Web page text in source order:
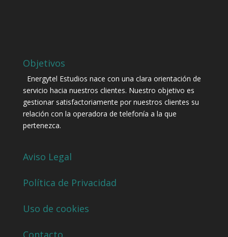
Objetivos
Energytel Estudios nace con una clara orientación de
servicio hacia nuestros clientes. Nuestro objetivo es
gestionar satisfactoriamente por nuestros clientes su
relación con la operadora de telefonía a la que
pertenezca.
Aviso Legal
Política de Privacidad
Uso de cookies
Contacto